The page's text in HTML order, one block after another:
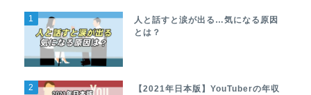
1
人と話すと涙が出る…気になる原因
とは？
2
【2021年日本版】YouTuberの年収